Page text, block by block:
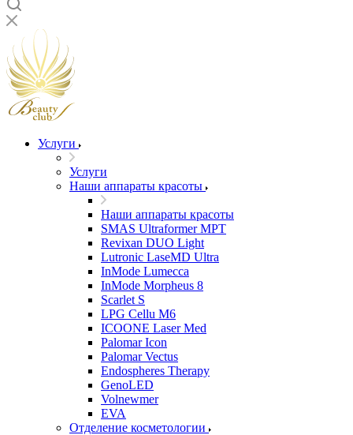
Услуги
Услуги
Наши аппараты красоты
Наши аппараты красоты
SMAS Ultraformer MPT
Revixan DUO Light
Lutronic LaseMD Ultra
InMode Lumecca
InMode Morpheus 8
Scarlet S
LPG Cellu M6
ICOONE Laser Med
Palomar Icon
Palomar Vectus
Endospheres Therapy
GenoLED
Volnewmer
EVA
Отделение косметологии